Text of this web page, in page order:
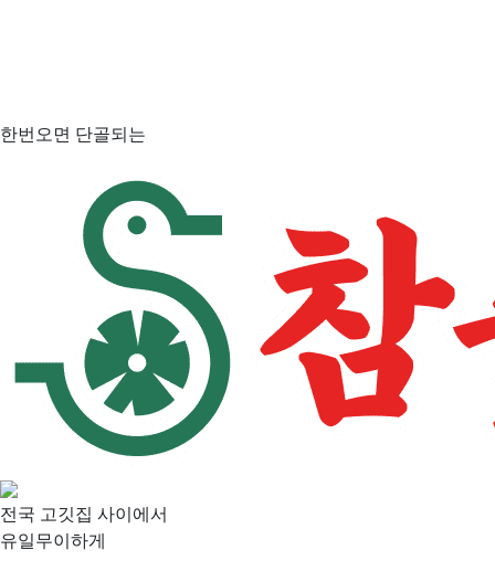
한번오면 단골되는
전국 고깃집 사이에서
유일무이하게